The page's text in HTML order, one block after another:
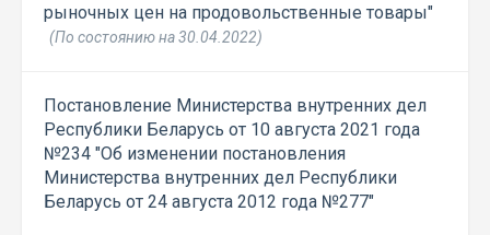
рыночных цен на продовольственные товары"
(По состоянию на 30.04.2022)
Постановление Министерства внутренних дел
Республики Беларусь от 10 августа 2021 года
№234 "Об изменении постановления
Министерства внутренних дел Республики
Беларусь от 24 августа 2012 года №277"